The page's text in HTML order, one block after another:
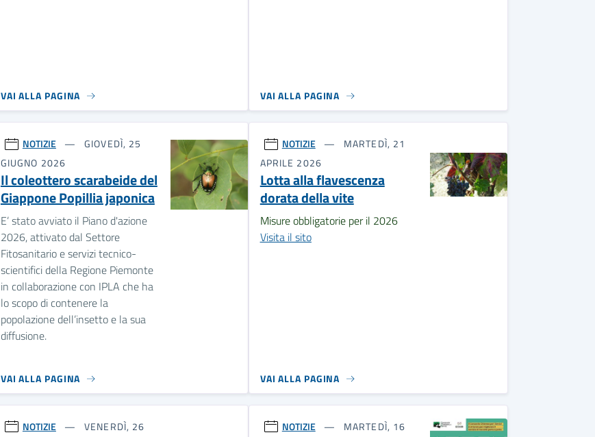
VAI ALLA PAGINA VAI ALLA PAGINA
NOTIZIE
GIOVEDÌ, 25
GIUGNO 2026
Il coleottero scarabeide del
Giappone Popillia japonica
E’ stato avviato il Piano d'azione
2026, attivato dal Settore
Fitosanitario e servizi tecnico-
scientifici della Regione Piemonte
in collaborazione con IPLA che ha
lo scopo di contenere la
popolazione dell’insetto e la sua
diffusione.
VAI ALLA PAGINA
NOTIZIE
MARTEDÌ, 21
APRILE 2026
Lotta alla flavescenza
dorata della vite
Misure obbligatorie per il 2026
Visita il sito
VAI ALLA PAGINA
NOTIZIE
VENERDÌ, 26
NOTIZIE
MARTEDÌ, 16